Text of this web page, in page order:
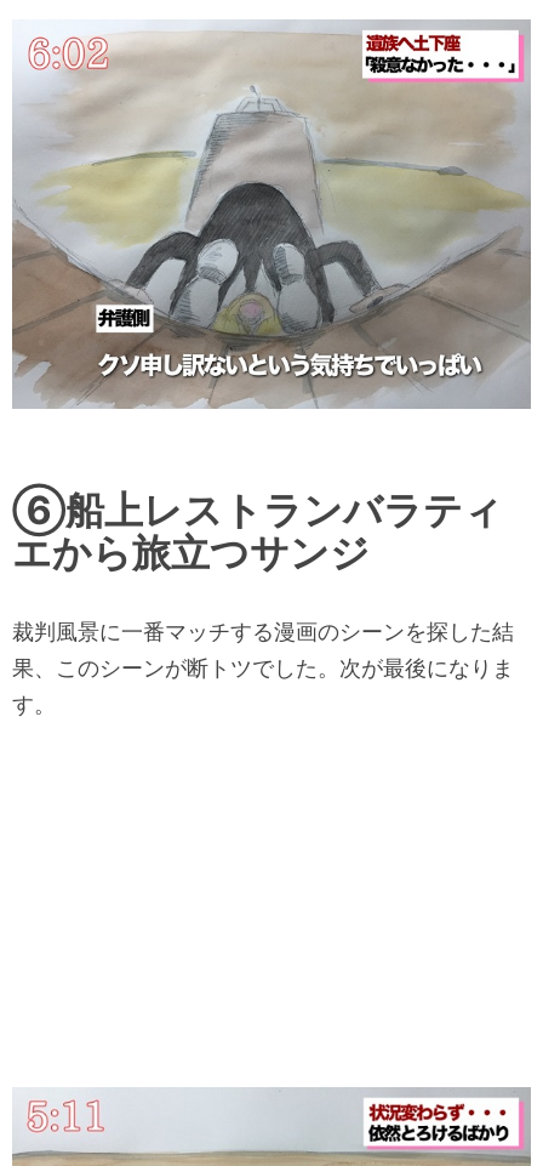
⑥船上レストランバラティ
エから旅立つサンジ
裁判風景に一番マッチする漫画のシーンを探した結
果、このシーンが断トツでした。次が最後になりま
す。